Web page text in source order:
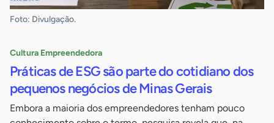
Foto: Divulgação.
Cultura Empreendedora
Práticas de ESG são parte do cotidiano dos
pequenos negócios de Minas Gerais
Embora a maioria dos empreendedores tenham pouco